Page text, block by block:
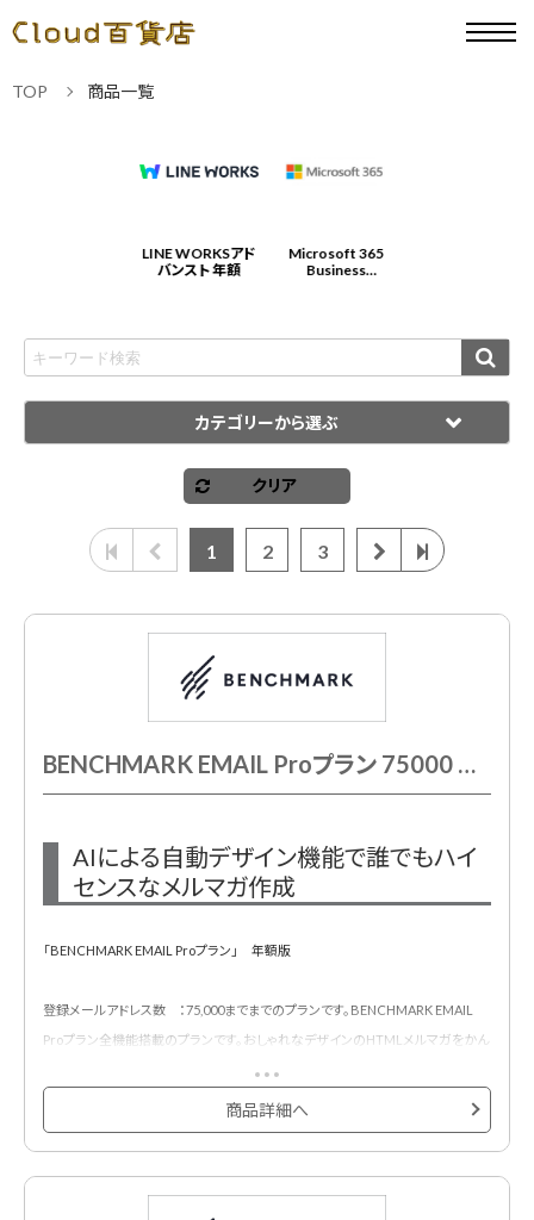
TOP 商品一覧
LINE WORKSアド
バンスト 年額
Microsoft 365
Business
カテゴリーから選ぶ
クリア
1 2 3
BENCHMARK EMAIL Proプラン 75000 年額契約
AIによる自動デザイン機能で誰でもハイ
センスなメルマガ作成
「BENCHMARK EMAIL Proプラン」 年額版
登録メールアドレス数 ：75,000までまでのプランです。BENCHMARK EMAIL
Proプラン全機能搭載のプランです。おしゃれなデザインのHTMLメルマガをかん
たんに作成・配信・効果測定できるメール配信サービスです。
500種類以上のメルマガ用デザインテンプレートが用意されており、プロのデザ
イナーが作成したHTMLメールデザインテンプレートでメール配信システムをは
商品詳細へ